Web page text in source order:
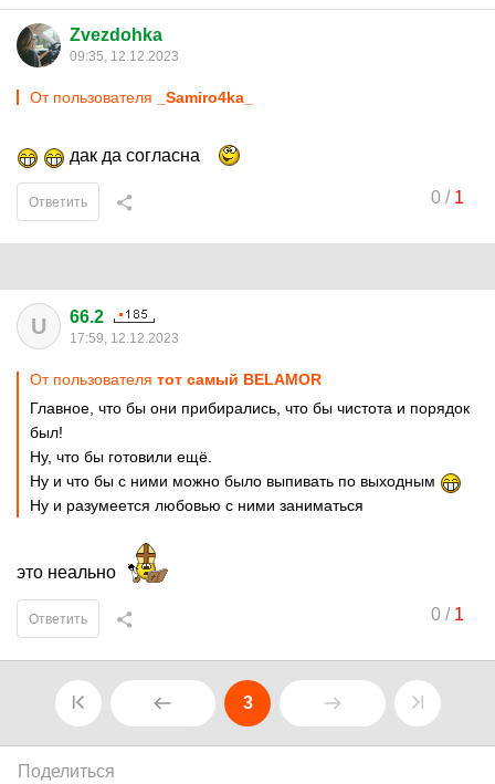
Zvezdohka
09:35, 12.12.2023
От пользователя _Samiro4ka_
дак да согласна
0/ 1
Ответить
U 66.2
17:59, 12.12.2023
От пользователя тот самый BELAMOR
Главное, что бы они прибирались, что бы чистота и порядок
был!
Ну, что бы готовили ещё.
Ну и что бы с ними можно было выпивать по выходным
Ну и разумеется любовью с ними заниматься
это неально
0/ 1
Ответить
3
Поделиться